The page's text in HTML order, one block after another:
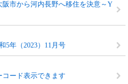
市から河内長野へ移住を決意～Y
5年（2023）11月号
ード表示できます